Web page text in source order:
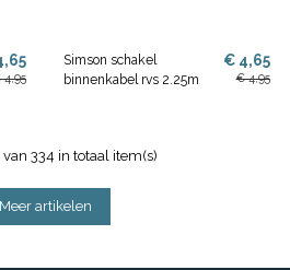
4,95
Simson schakel
binnenkabel rvs 2.25m
€ 4,65
€ 4,95
van 334 in totaal item(s)
Meer artikelen